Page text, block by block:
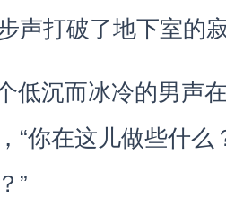
声打破了地下室的
低沉而冰冷的男声
“你在这儿做些什么
”